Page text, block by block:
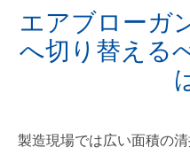
エアブローガ
へ切り替える
製造現場では広い面積の